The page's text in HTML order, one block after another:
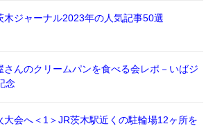
木ジャーナル2023年の人気記事50選
さんのクリームパンを食べる会レポ－いばジ
念
大会へ＜1＞JR茨木駅近くの駐輪場12ヶ所を